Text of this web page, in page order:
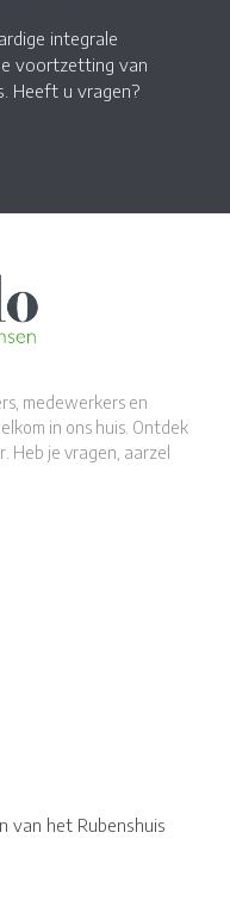
integrale
voortzetting van
Heeft u vragen?
medewerkers en
in ons huis. Ontdek
Heb je vragen, aarzel
van het Rubenshuis